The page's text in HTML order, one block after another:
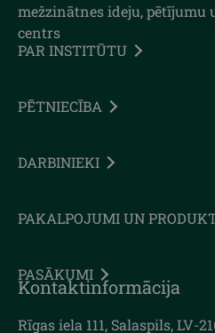
mežzinātnes ideju,
centrs
PAR INSTITŪTU
PĒTNIECĪBA
DARBINIEKI
PAKALPOJUMI UN
PASĀKUMI
Kontaktinformācija
Rīgas iela 111, Salaspils, LV-